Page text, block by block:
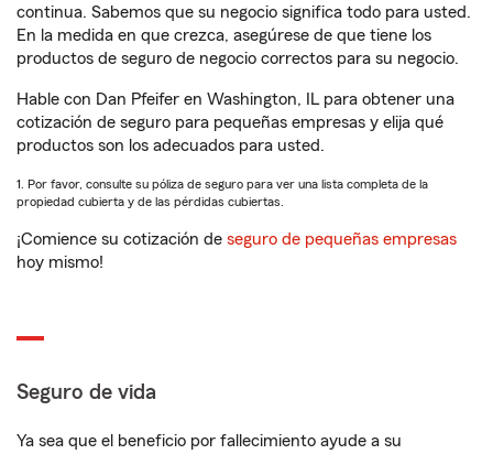
continua. Sabemos que su negocio significa todo para usted.
En la medida en que crezca, asegúrese de que tiene los
productos de seguro de negocio correctos para su negocio.
Hable con Dan Pfeifer en Washington, IL para obtener una
cotización de seguro para pequeñas empresas y elija qué
productos son los adecuados para usted.
1. Por favor, consulte su póliza de seguro para ver una lista completa de la
propiedad cubierta y de las pérdidas cubiertas.
¡Comience su cotización de seguro de pequeñas empresas
hoy mismo!
Seguro de vida
Ya sea que el beneficio por fallecimiento ayude a su